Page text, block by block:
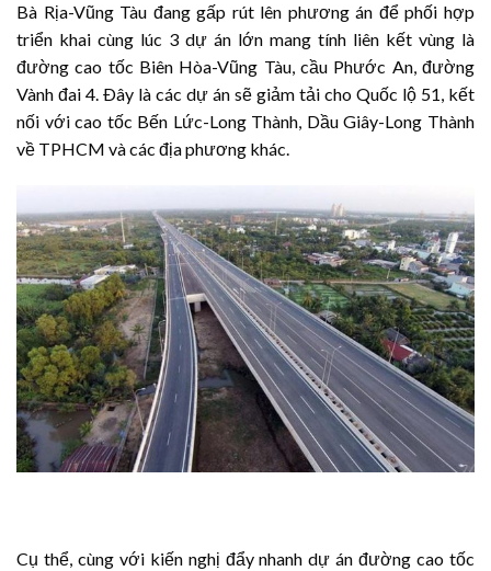
Bà Rịa-Vũng Tàu đang gấp rút lên phương án để phối hợp
triển khai cùng lúc 3 dự án lớn mang tính liên kết vùng là
đường cao tốc Biên Hòa-Vũng Tàu, cầu Phước An, đường
Vành đai 4. Ðây là các dự án sẽ giảm tải cho Quốc lộ 51, kết
nối với cao tốc Bến Lức-Long Thành, Dầu Giây-Long Thành
về TPHCM và các địa phương khác.
Cụ thể, cùng với kiến nghị đẩy nhanh dự án đường cao tốc